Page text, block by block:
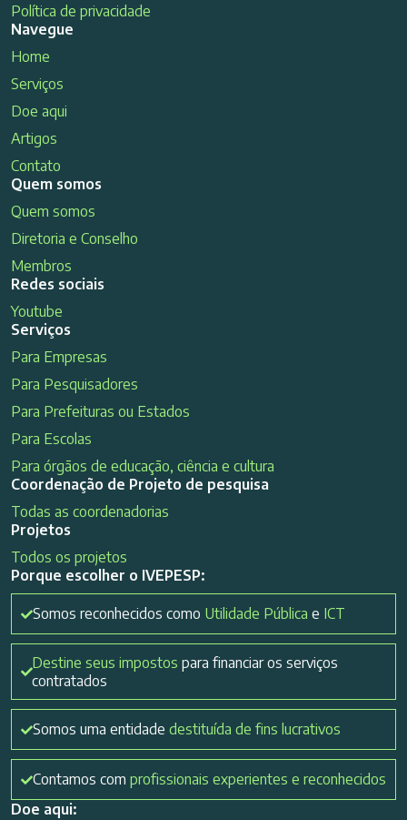
Política de privacidade
Navegue
Home
Serviços
Doe aqui
Artigos
Contato
Quem somos
Quem somos
Diretoria e Conselho
Membros
Redes sociais
Youtube
Serviços
Para Empresas
Para Pesquisadores
Para Prefeituras ou Estados
Para Escolas
Para órgãos de educação, ciência e cultura
Coordenação de Projeto de pesquisa
Todas as coordenadorias
Projetos
Todos os projetos
Porque escolher o IVEPESP:
Somos reconhecidos como Utilidade Pública e ICT
Destine seus impostos para financiar os serviços
contratados
Somos uma entidade destituída de fins lucrativos
Contamos com profissionais experientes e reconhecidos
Doe aqui: